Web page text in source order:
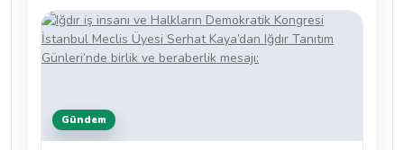
Gündem